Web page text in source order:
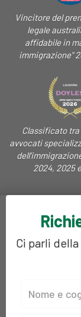
Vincitore del
legale
affidabile in
immigrazione"
Classificato
avvocati
2024, 2025
Ci parli